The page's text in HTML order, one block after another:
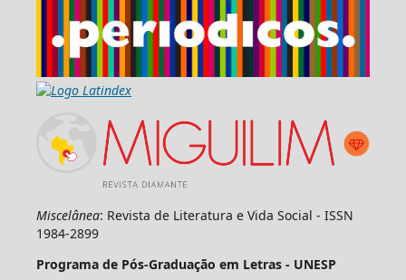
Miscelânea: Revista de Literatura e Vida Social - ISSN
1984-2899
Programa de Pós-Graduação em Letras - UNESP